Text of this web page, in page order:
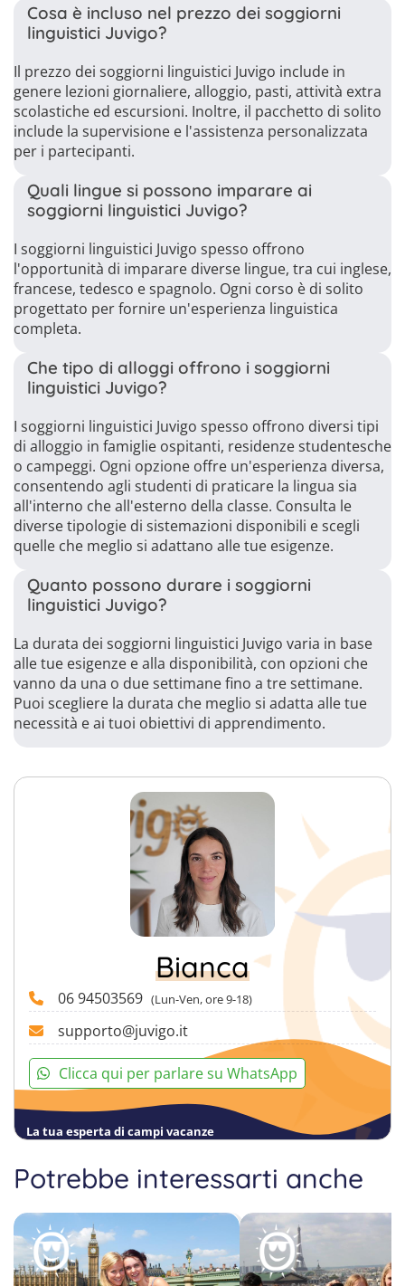
Bianca
06 94503569 (Lun-Ven, ore 9-18)
supporto@juvigo.it
Clicca qui per parlare su WhatsApp
La tua esperta di campi vacanze
Cosa è incluso nel prezzo dei soggiorni
linguistici Juvigo?
Il prezzo dei soggiorni linguistici Juvigo include in
genere lezioni giornaliere, alloggio, pasti, attività extra
scolastiche ed escursioni. Inoltre, il pacchetto di solito
include la supervisione e l'assistenza personalizzata
per i partecipanti.
Quali lingue si possono imparare ai
soggiorni linguistici Juvigo?
I soggiorni linguistici Juvigo spesso offrono
l'opportunità di imparare diverse lingue, tra cui inglese,
francese, tedesco e spagnolo. Ogni corso è di solito
progettato per fornire un'esperienza linguistica
completa.
Che tipo di alloggi offrono i soggiorni
linguistici Juvigo?
I soggiorni linguistici Juvigo spesso offrono diversi tipi
di alloggio in famiglie ospitanti, residenze studentesche
o campeggi. Ogni opzione offre un'esperienza diversa,
consentendo agli studenti di praticare la lingua sia
all'interno che all'esterno della classe. Consulta le
diverse tipologie di sistemazioni disponibili e scegli
quelle che meglio si adattano alle tue esigenze.
Quanto possono durare i soggiorni
linguistici Juvigo?
La durata dei soggiorni linguistici Juvigo varia in base
alle tue esigenze e alla disponibilità, con opzioni che
vanno da una o due settimane fino a tre settimane.
Puoi scegliere la durata che meglio si adatta alle tue
necessità e ai tuoi obiettivi di apprendimento.
Potrebbe interessarti anche